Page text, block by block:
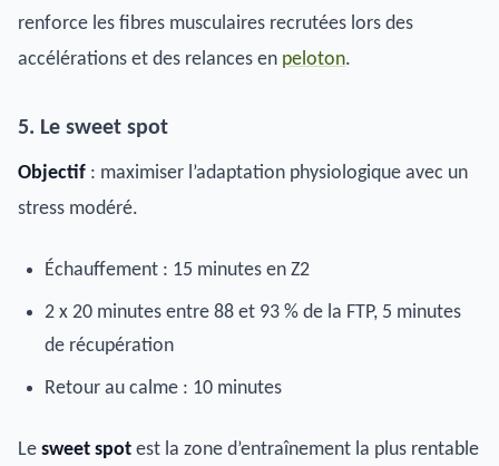
renforce les fibres musculaires recrutées lors des
accélérations et des relances en peloton.
5. Le sweet spot
Objectif : maximiser l’adaptation physiologique avec un
stress modéré.
Échauffement : 15 minutes en Z2
2 x 20 minutes entre 88 et 93 % de la FTP, 5 minutes
de récupération
Retour au calme : 10 minutes
Le sweet spot est la zone d’entraînement la plus rentable